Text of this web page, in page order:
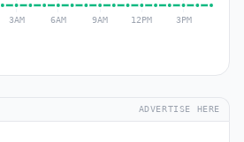
ADVERTISE HERE